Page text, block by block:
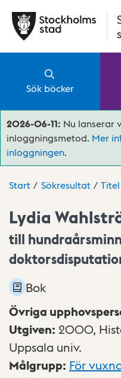
Sök böcker
2026-06-11: Nu lanserar
inloggningsmetod. Mer
inloggningen.
Start Sökresultat Titel
Lydia
till
Bok
Övriga
Utgiven: 2000,
Uppsala univ.
Målgrupp: För